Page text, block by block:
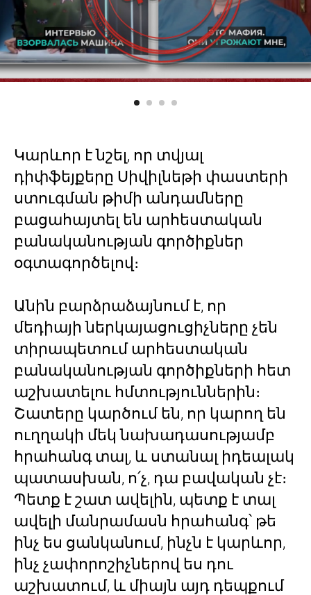
Կարևոր է նշել, որ տվյալ
դիփֆեյքերը Սիվիլնեթի փաստերի
ստուգման թիմի անդամները
բացահայտել են արհեստական
բանականության գործիքներ
օգտագործելով։
Անին բարձրաձայնում է, որ
մեդիայի ներկայացուցիչները չեն
տիրապետում արհեստական
բանականության գործիքների հետ
աշխատելու հմտություններին։
Շատերը կարծում են, որ կարող են
ուղղակի մեկ նախադասությամբ
հրահանգ տալ, և ստանալ իդեալակ
պատասխան, ո՛չ, դա բավական չէ։
Պետք է շատ ավելին, պետք է տալ
ավելի մանրամասն հրահանգ՝ թե
ինչ ես ցանկանում, ինչն է կարևոր,
ինչ չափորոշիչներով ես դու
աշխատում, և միայն այդ դեպքում